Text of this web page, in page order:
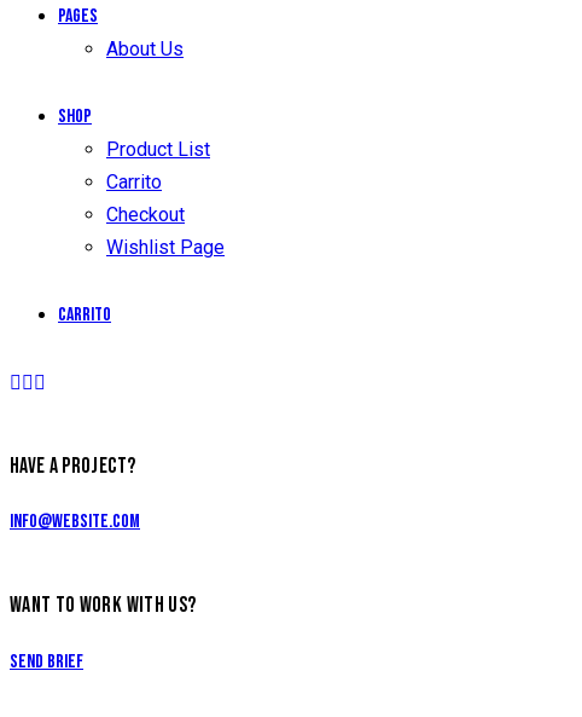
Pages
About Us
Shop
Product List
Carrito
Checkout
Wishlist Page
Carrito
HAVE A PROJECT?
info@website.com
WANT TO WORK WITH US?
Send Brief